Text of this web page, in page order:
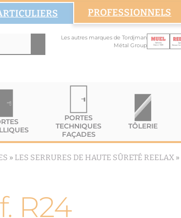
PROFESSIONNELS
Les autres marques de Tordjman
Métal Group
PORTES
TECHNIQUES
FAÇADES
TÔLERIE
» LES SERRURES DE HAUTE SÛRETÉ REELAX »
R24